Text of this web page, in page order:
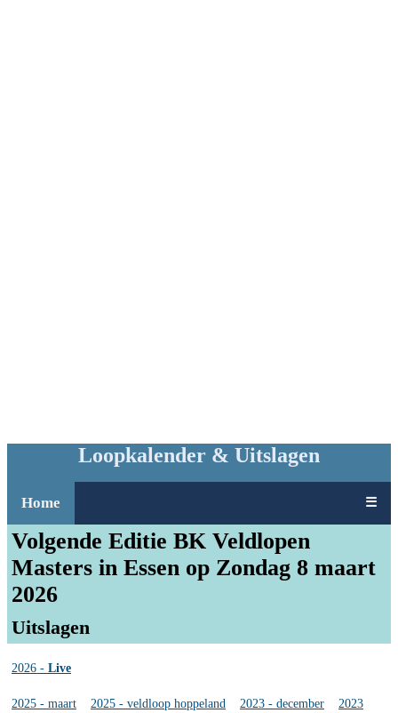
Loopkalender & Uitslagen
Home ☰
Volgende Editie BK Veldlopen
Masters in Essen op Zondag 8 maart
2026
Uitslagen
2026 - Live
2025 - maart 2025 - veldloop hoppeland 2023 - december
2023